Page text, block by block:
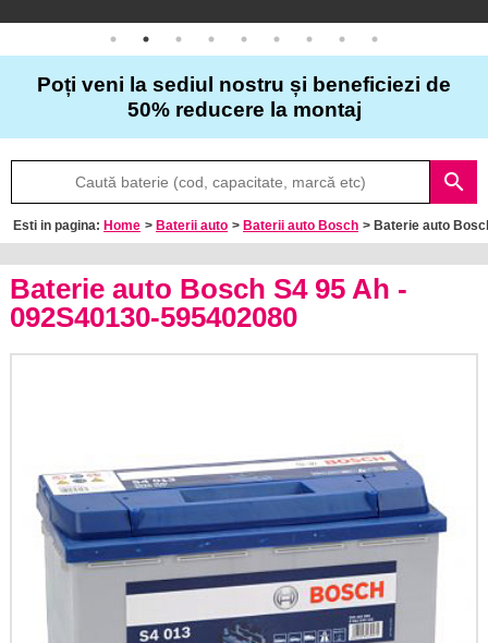
Articole
Despre
frecvente
Poți veni la sediul nostru și beneficiezi de
50% reducere la montaj
search
Esti in pagina: Home > Baterii auto > Baterii auto Bosch > Baterie auto
Baterie auto Bosch S4 95 Ah -
092S40130-595402080